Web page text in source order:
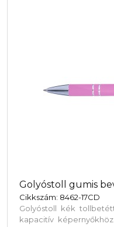
Golyóstoll gumis
Cikkszám: 8462-17CD
Golyóstoll kék
kapacitív